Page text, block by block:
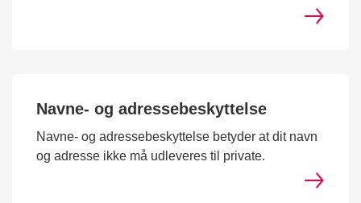
Navne- og adressebeskyttelse
Navne- og adressebeskyttelse betyder at dit navn
og adresse ikke må udleveres til private.